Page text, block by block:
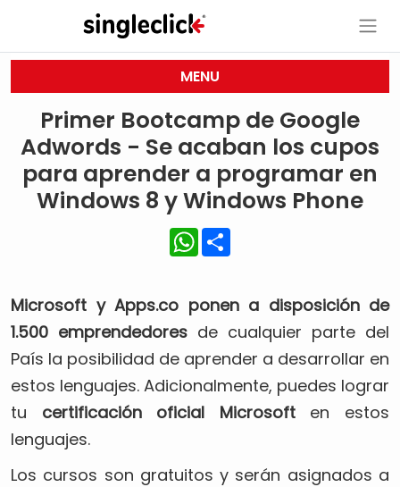
MENU
Primer Bootcamp de Google
Adwords - Se acaban los cupos
para aprender a programar en
Windows 8 y Windows Phone
WhatsApp
Microsoft y Apps.co ponen a disposición de
1.500 emprendedores de cualquier parte del
País la posibilidad de aprender a desarrollar en
estos lenguajes. Adicionalmente, puedes lograr
tu certificación oficial Microsoften estos
lenguajes.
Los cursos son gratuitos y serán asignados a